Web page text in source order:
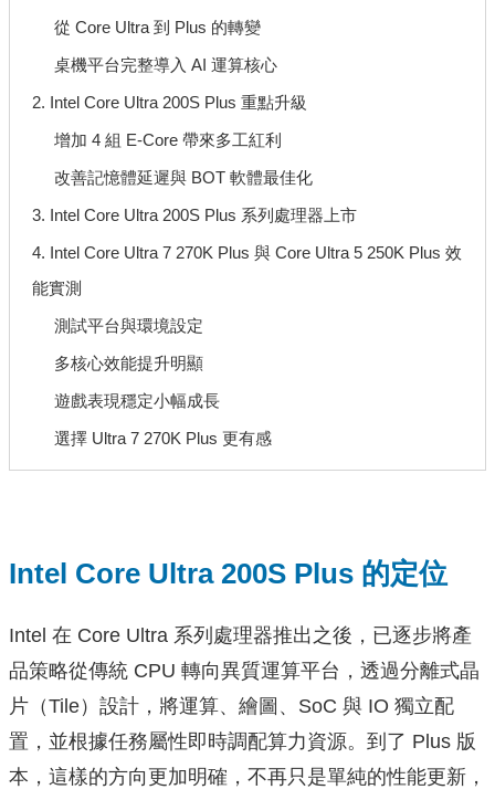
從 Core Ultra 到 Plus 的轉變
桌機平台完整導入 AI 運算核心
2. Intel Core Ultra 200S Plus 重點升級
增加 4 組 E-Core 帶來多工紅利
改善記憶體延遲與 BOT 軟體最佳化
3. Intel Core Ultra 200S Plus 系列處理器上市
4. Intel Core Ultra 7 270K Plus 與 Core Ultra 5 250K Plus 效
能實測
測試平台與環境設定
多核心效能提升明顯
遊戲表現穩定小幅成長
選擇 Ultra 7 270K Plus 更有感
Intel Core Ultra 200S Plus 的定位
Intel 在 Core Ultra 系列處理器推出之後，已逐步將產
品策略從傳統 CPU 轉向異質運算平台，透過分離式晶
片（Tile）設計，將運算、繪圖、SoC 與 IO 獨立配
置，並根據任務屬性即時調配算力資源。到了 Plus 版
本，這樣的方向更加明確，不再只是單純的性能更新，